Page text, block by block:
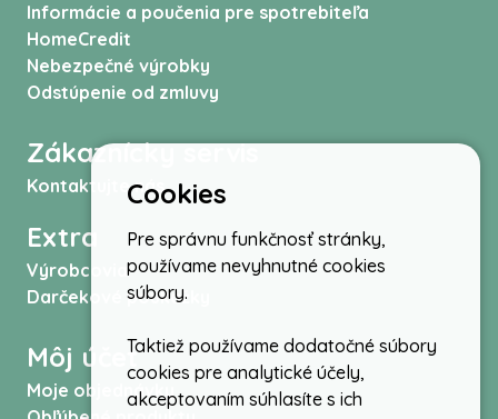
Informácie a poučenia pre spotrebiteľa
HomeCredit
Nebezpečné výrobky
Odstúpenie od zmluvy
Zákaznícky servis
Kontaktujte nás
Extra
Výrobcovia
Darčekové poukážky
Môj účet
Moje objednávky
Cookies
Pre správnu funkčnosť stránky,
používame nevyhnutné cookies
súbory.
Taktiež používame dodatočné súbory
cookies pre analytické účely,
akceptovaním súhlasíte s ich